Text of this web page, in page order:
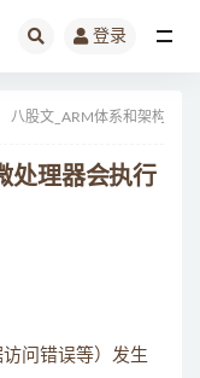
登录
八股文_ARM体系和架构
处理器会执行
问错误等）发生